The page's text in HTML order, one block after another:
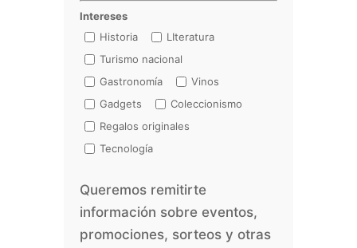
Intereses
Historia
LIteratura
Turismo nacional
Gastronomía
Vinos
Gadgets
Coleccionismo
Regalos originales
Tecnología
Queremos remitirte
información sobre eventos,
promociones, sorteos y otras